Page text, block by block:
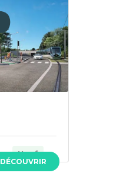
DÉCOUVRIR
Neuf